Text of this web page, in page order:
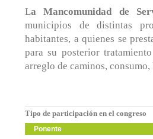
La Mancomunidad de
municipios de distintas
habitantes, a quienes se
para su posterior
arreglo de caminos,
Tipo de participación en el congreso
Ponente